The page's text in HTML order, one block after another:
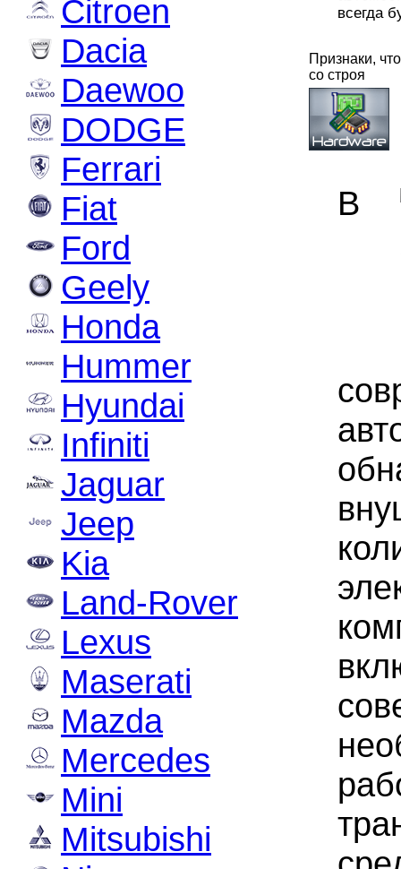
Citroen
Dacia
Daewoo
DODGE
Ferrari
Fiat
Ford
Geely
Honda
Hummer
Hyundai
Infiniti
Jaguar
Jeep
Kia
Land-Rover
Lexus
Maserati
Mazda
Mercedes
Mini
Mitsubishi
всегда
Признаки,
со строя
В